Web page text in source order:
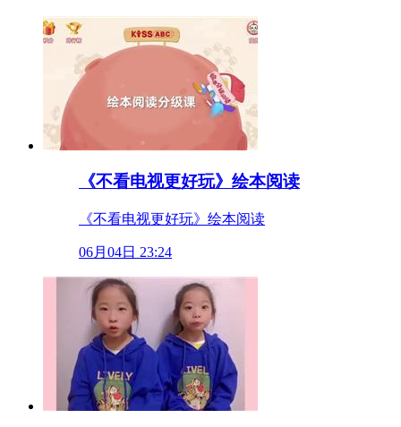
《不看电视更好玩》绘本阅读
《不看电视更好玩》绘本阅读
06月04日 23:24